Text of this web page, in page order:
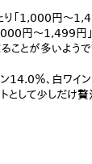
り「1,000円～
1,000円～1,499
とが多いようで
14.0％、白ワイン
として少しだけ贅